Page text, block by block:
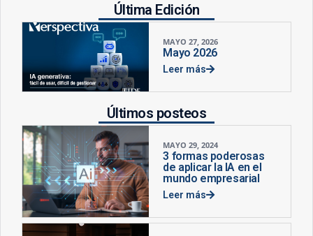
Última Edición
MAYO 27, 2026
Mayo 2026
Leer más
Últimos posteos
MAYO 29, 2024
3 formas poderosas
de aplicar la IA en el
mundo empresarial
Leer más